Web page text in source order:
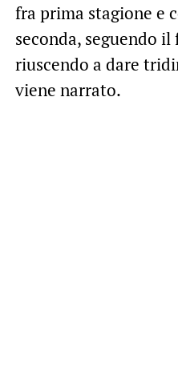
fra prima stagione e
seconda, seguendo
riuscendo a dare
viene narrato.